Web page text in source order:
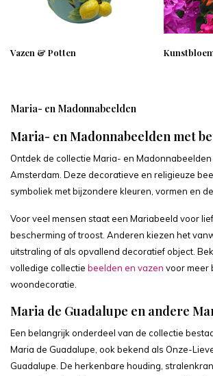
Vazen & Potten
Maria- en Madonnabeelden
Maria- en Madonnabeelden met
Ontdek de collectie Maria- en
Amsterdam. Deze decoratieve en religieuze
symboliek met bijzondere kleuren, vormen en
Voor veel mensen staat een Mariabeeld voor
bescherming of troost. Anderen kiezen het
uitstraling of als opvallend decoratief object.
volledige collectie beelden en vazen voor meer
woondecoratie.
Maria de Guadalupe en andere
Een belangrijk onderdeel van de collectie
Maria de Guadalupe, ook bekend als Onze-
Guadalupe. De herkenbare houding,